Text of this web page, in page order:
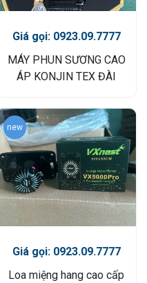
Giá gọi: 0923.09.7777
MÁY PHUN SƯƠNG CAO
ÁP KONJIN TEX ĐÀI
new
Giá gọi: 0923.09.7777
Loa miệng hang cao cấp